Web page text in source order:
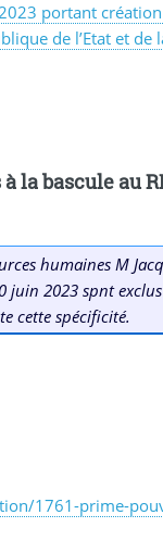
portant
de l’Etat et
la bascule au
humaines M
2023 spnt
cette spécificité.
1761-prime-